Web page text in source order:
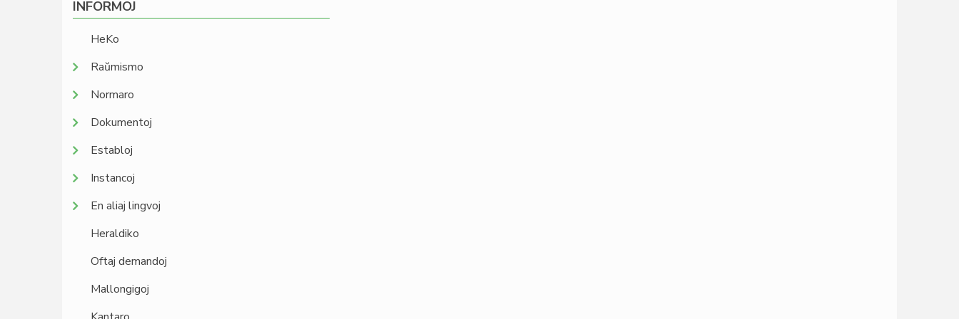
INFORMOJ
HeKo
Raŭmismo
Normaro
Dokumentoj
Establoj
Instancoj
En aliaj lingvoj
Heraldiko
Oftaj demandoj
Mallongigoj